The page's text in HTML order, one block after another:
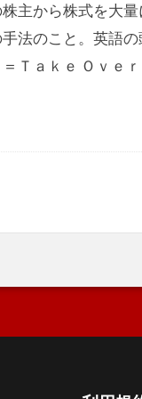
主から株式を大
法のこと。英語
Ｔａｋｅ Ｏｖｅｒ